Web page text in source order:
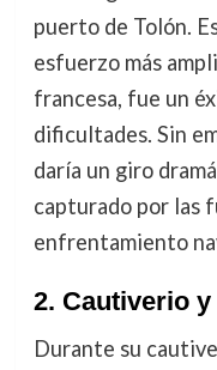
puerto de Tolón.
esfuerzo más
francesa, fue un
dificultades. Sin
daría un giro
capturado por las
enfrentamiento
2. Cautiverio y
Durante su